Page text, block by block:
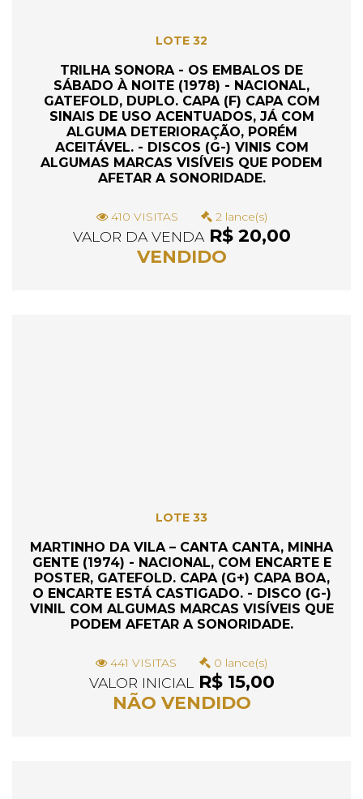
LOTE 32
TRILHA SONORA - OS EMBALOS DE
SÁBADO À NOITE (1978) - NACIONAL,
GATEFOLD, DUPLO. CAPA (F) CAPA COM
SINAIS DE USO ACENTUADOS, JÁ COM
ALGUMA DETERIORAÇÃO, PORÉM
ACEITÁVEL. - DISCOS (G-) VINIS COM
ALGUMAS MARCAS VISÍVEIS QUE PODEM
AFETAR A SONORIDADE.
410 VISITAS 2 lance(s)
VALOR DA VENDAR$ 20,00
VENDIDO
LOTE 33
MARTINHO DA VILA – CANTA CANTA, MINHA
GENTE (1974) - NACIONAL, COM ENCARTE E
POSTER, GATEFOLD. CAPA (G+) CAPA BOA,
O ENCARTE ESTÁ CASTIGADO. - DISCO (G-)
VINIL COM ALGUMAS MARCAS VISÍVEIS QUE
PODEM AFETAR A SONORIDADE.
441 VISITAS 0 lance(s)
VALOR INICIAL R$ 15,00
NÃO VENDIDO